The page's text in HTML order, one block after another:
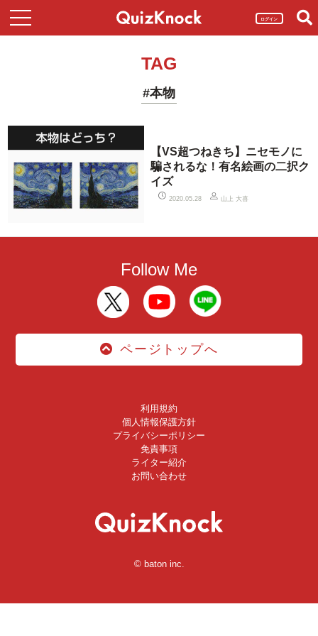
ログイン
TAG
#本物
【VS超つねきち】ニセモノに
騙されるな！有名絵画の二択ク
イズ
2020.05.28 山上 大喜
Follow Me
ページトップへ
利用規約
個人情報保護方針
プライバシーポリシー
免責事項
ライター紹介
お問い合わせ
© baton inc.